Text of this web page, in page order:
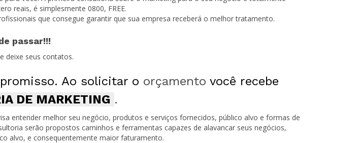
reais, é simplesmente 0800, FREE.
que consegue garantir que sua empresa receberá o melhor tratamento.
passar!!!
e deixe seus contatos.
Ao solicitar o orçamento você recebe
DE MARKETING .
entender melhor seu negócio, produtos e serviços fornecidos, público alvo e formas de
serão propostos caminhos e ferramentas capazes de alavancar seus negócios,
alvo, e consequentemente maior faturamento.